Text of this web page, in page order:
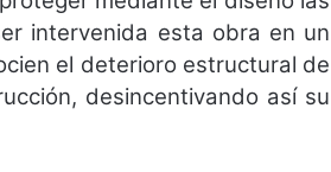
intervenida esta obra en un
el deterioro estructural de
desincentivando así su